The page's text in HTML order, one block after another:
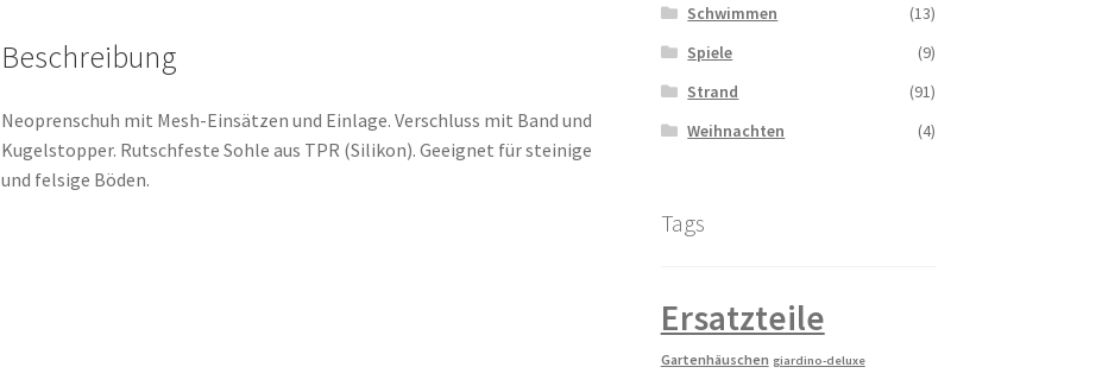
Beschreibung
Neoprenschuh mit Mesh-Einsätzen und Einlage. Verschluss mit Band und
Kugelstopper. Rutschfeste Sohle aus TPR (Silikon). Geeignet für steinige
und felsige Böden.
Schwimmen
(13)
Spiele
(9)
Strand
(91)
Weihnachten
(4)
Tags
Ersatzteile
Gartenhäuschen giardino-deluxe